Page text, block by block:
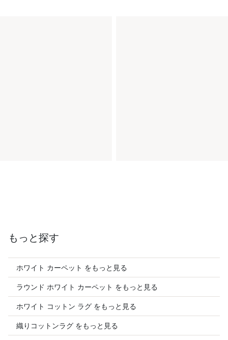
もっと探す
ホワイト カーペット をもっと見る
ラウンド ホワイト カーペット をもっと見る
ホワイト コットン ラグ をもっと見る
織りコットンラグ をもっと見る